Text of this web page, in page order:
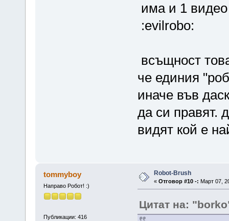
има и 1
:evilrobo:
всъщност
че единия
иначе във
да си правят.
видят кой е
tommyboy
Направо Робот! :)
Публикации: 416
Robot-Brush
« Отговор #10 -: Март 07,
Цитат на: